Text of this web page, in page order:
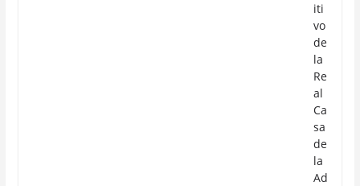
iti
vo
de
la
Re
al
Ca
sa
de
la
Ad